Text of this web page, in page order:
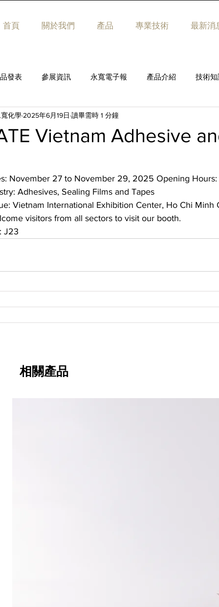
首頁 關於我們 產品 專業技術 最新消
發表 參展資訊 永寬電子報 產品介紹 技術知
Vietnam Adhesive
化學 2025年6月19日 讀畢需時 1 分鐘
November 27 to November 29, 2025 Opening
Adhesives, Sealing Films and Tapes
Vietnam International Exhibition Center, Ho Chi Minh
visitors from all sectors to visit our booth.
J23
相關產品